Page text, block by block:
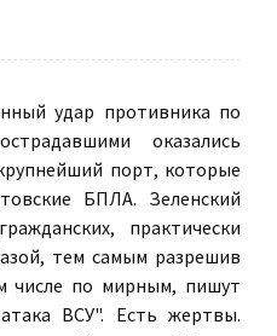
удар противника по
оказались
порт, которые
БПЛА. Зеленский
практически
тем самым разрешив
числе по мирным, пишут
ВСУ". Есть жертвы.